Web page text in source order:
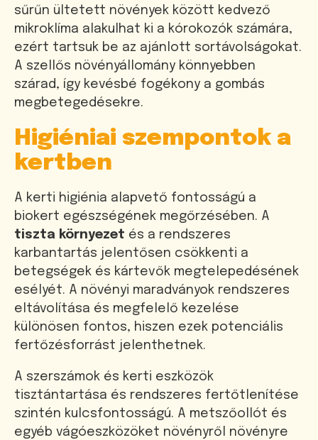
sűrűn ültetett növények között kedvező
mikroklíma alakulhat ki a kórokozók számára,
ezért tartsuk be az ajánlott sortávolságokat.
A szellős növényállomány könnyebben
szárad, így kevésbé fogékony a gombás
megbetegedésekre.
Higiéniai szempontok a
kertben
A kerti higiénia alapvető fontosságú a
biokert egészségének megőrzésében. A
tiszta környezet és a rendszeres
karbantartás jelentősen csökkenti a
betegségek és kártevők megtelepedésének
esélyét. A növényi maradványok rendszeres
eltávolítása és megfelelő kezelése
különösen fontos, hiszen ezek potenciális
fertőzésforrást jelenthetnek.
A szerszámok és kerti eszközök
tisztántartása és rendszeres fertőtlenítése
szintén kulcsfontosságú. A metszőollót és
egyéb vágóeszközöket növényről növényre